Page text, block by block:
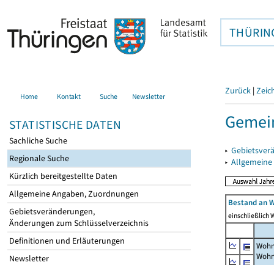
Home Kontakt Suche Newsletter
STATISTISCHE DATEN
Sachliche Suche
Regionale Suche
Kürzlich bereitgestellte Daten
Allgemeine Angaben, Zuordnungen
Gebietsveränderungen,
Änderungen zum Schlüsselverzeichnis
Definitionen und Erläuterungen
Newsletter
Zurück |
▸
▸
Bestand an
einschließlich